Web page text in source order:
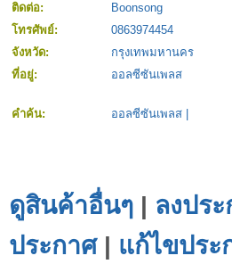
ติดต่อ:
Boonsong
โทรศัพย์:
0863974454
จังหวัด:
กรุงเทพมหานคร
ที่อยู่:
ออลซีซันเพลส
คำค้น: ออลซีซันเพลส
ดูสินค้าอื่นๆ | ลงปร
ประกาศ| แก้ไขประ